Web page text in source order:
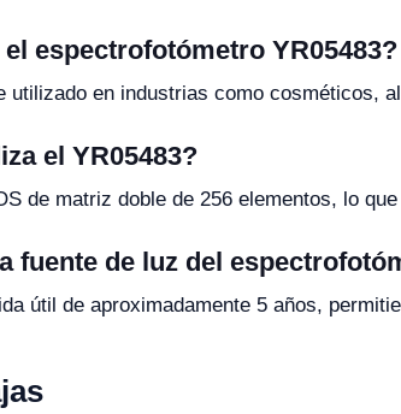
espectrofotómetro YR05483?
utilizado en industrias como cosméticos,
el YR05483?
de matriz doble de 256 elementos, lo
fuente de luz del
útil de aproximadamente 5 años,